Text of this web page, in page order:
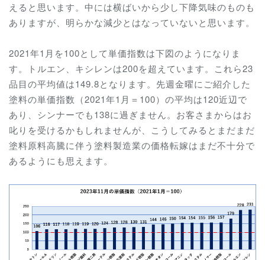
えると思います。中には横ばいから少し下降気味のものも
ありますが、明らかな減少とはなっていないと思います。
2021年1月を100として単価指数は下図のようになりま
す。トルエン、キシレンは200を超えています。これら23
品目の平均値は149.8となります。先週金曜にご紹介した
塗料の単価指数（2021年1月＝100）の平均は120近辺で
あり、シンナーでも138に過ぎません。お客さまからはお
叱りを受けるかもしれませんが、こうしてみるとまだまだ
塗料原料高騰に伴う塗料製造業の価格転嫁はまだ不十分で
あるようにも思えます。